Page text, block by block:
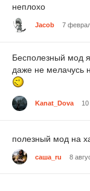
неплохо
Jacob 7
Бесполезный мод я
даже не мелачусь
Kanat_Dova
полезный мод на
саша_ru 8